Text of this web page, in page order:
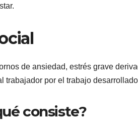
de ansiedad, estrés grave
trabajador por el trabajo
consiste?